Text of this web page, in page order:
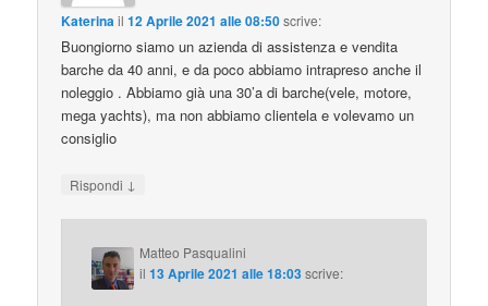
Katerinail12 Aprile 2021 alle 08:50scrive:
Buongiorno siamo un azienda di assistenza e vendita
barche da 40 anni, e da poco abbiamo intrapreso anche il
noleggio . Abbiamo già una 30’a di barche(vele, motore,
mega yachts), ma non abbiamo clientela e volevamo un
consiglio
Rispondi ↓
Matteo Pasqualini
il13 Aprile 2021 alle 18:03scrive: